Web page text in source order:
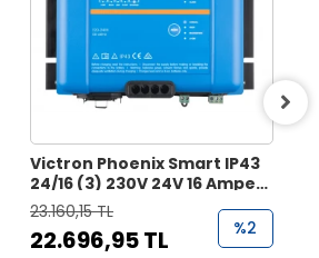
Victron Phoenix Smart IP43
24/16 (3) 230V 24V 16 Amper
3 Çıkışlı Akü Şarj Cihazı
23.160,15 TL
22.696,95 TL %2